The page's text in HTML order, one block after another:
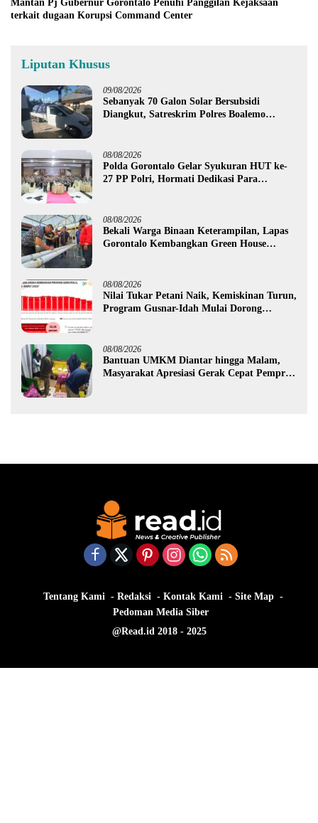
Mantan Pj Gubernur Gorontalo Penuhi Panggilan Kejaksaan
terkait dugaan Korupsi Command Center
Liputan Khusus
09/08/2026
Sebanyak 70 Galon Solar Bersubsidi
Diangkut, Satreskrim Polres Boalemo
08/08/2026
Polda Gorontalo Gelar Syukuran HUT ke-
27 PP Polri, Hormati Dedikasi Para
08/08/2026
Bekali Warga Binaan Keterampilan, Lapas
Gorontalo Kembangkan Green House
08/08/2026
Nilai Tukar Petani Naik, Kemiskinan Turun,
Program Gusnar-Idah Mulai Dorong
08/08/2026
Bantuan UMKM Diantar hingga Malam,
Masyarakat Apresiasi Gerak Cepat Pemprov
Tentang Kami Redaksi Kontak Kami
Site Map
Pedoman Media Siber
@Read.id 2018 - 2025